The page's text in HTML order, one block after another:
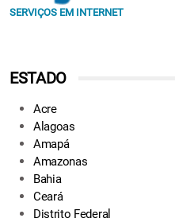
SERVIÇOS EM INTERNET
ESTADO
Acre
Alagoas
Amapá
Amazonas
Bahia
Ceará
Distrito Federal